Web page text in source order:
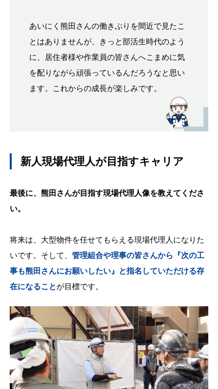
あいにく熊田さんの働きぶりを間近で見たこ
とはありませんが、きっと部活生時代のよう
に、居住者様や作業員の皆さんへこまめに気
を配りながら頑張っているんだろうなと思い
ます。これからの成長が楽しみです。
新人現場代理人が目指すキャリア
最後に、熊田さんが目指す現場代理人像を教えてくださ
い。
将来は、大型物件を任せてもらえる現場代理人になりた
いです。そして、 管理組合や理事の皆さんから『次の工
事も熊田さんにお願いしたい』と指名していただける存
在になることが目標です。